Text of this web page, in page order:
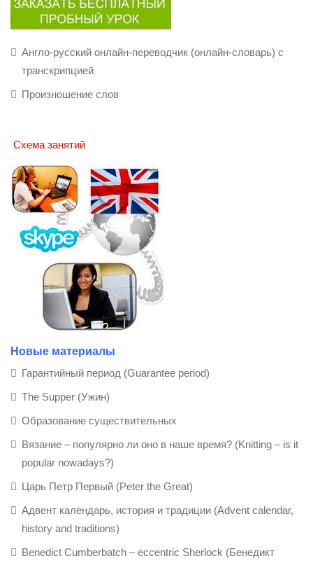
Англо-русский онлайн-переводчик (онлайн-словарь) с
транскрипцией
Произношение слов
Схема занятий
Новые материалы
Гарантийный период (Guarantee period)
The Supper (Ужин)
Образование существительных
Вязание – популярно ли оно в наше время? (Knitting – is it
popular nowadays?)
Царь Петр Первый (Peter the Great)
Адвент календарь, история и традиции (Advent calendar,
history and traditions)
Benedict Cumberbatch – eccentric Sherlock (Бенедикт